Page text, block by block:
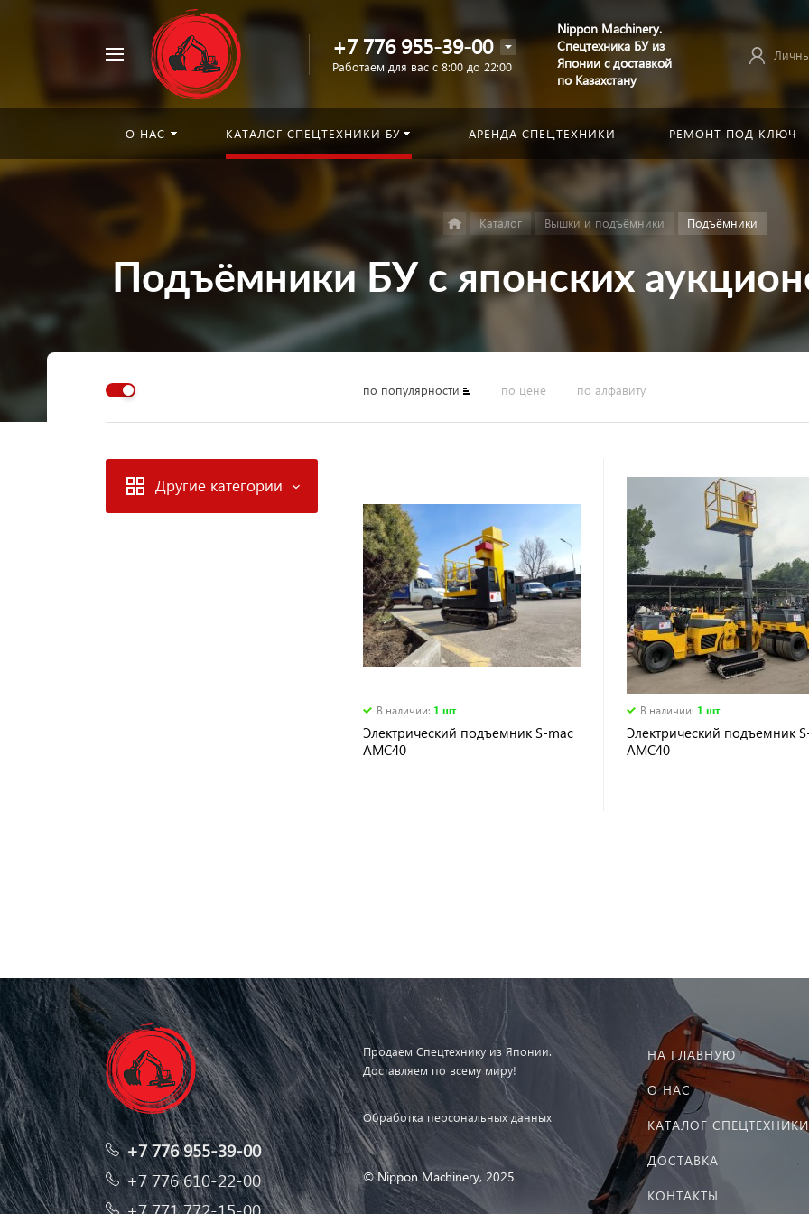
+7 776 955-39-00
Работаем для вас с 8:00 до 22:00
Nippon Machinery.
Спецтехника БУ из
Японии с доставкой
по Казахстану
О НАС КАТАЛОГ СПЕЦТЕХНИКИ БУ АРЕНДА СПЕЦТЕХНИКИ РЕМОНТ ПОД КЛЮЧ
Каталог Вышки и подъёмники Подъёмники
Подъёмники БУ с японских
по популярности по цене по алфавиту
Другие категории
В наличии: 1 шт
Электрический подъемник S-mac
AMC40
В наличии: 1 шт
Электрический подъемник
AMC40
+7 776 955-39-00
+7 776 610-22-00
Продаем Спецтехнику из Японии.
Доставляем по всему миру!
Обработка персональных данных
© Nippon Machinery, 2025
НА ГЛАВНУЮ
О НАС
КАТАЛОГ
ДОСТАВКА
КОНТАКТЫ